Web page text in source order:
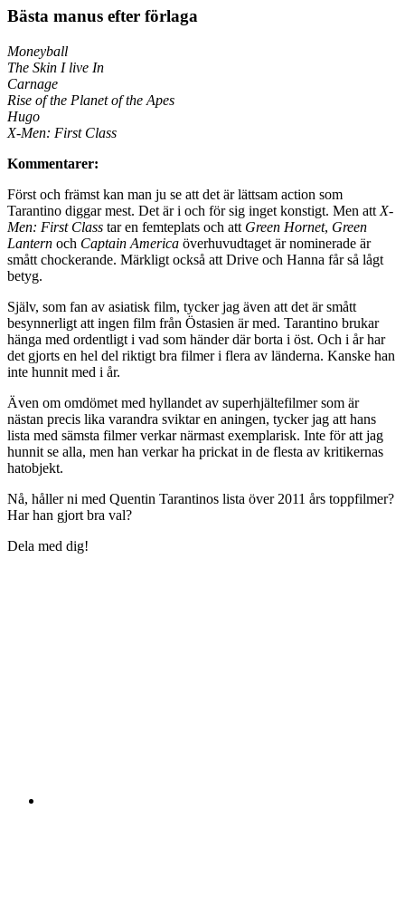
Bästa manus efter förlaga
Moneyball
The Skin I live In
Carnage
Rise of the Planet of the Apes
Hugo
X-Men: First Class
Kommentarer:
Först och främst kan man ju se att det är lättsam action som
Tarantino diggar mest. Det är i och för sig inget konstigt. Men att X-
Men: First Class tar en femteplats och att Green Hornet, Green
Lantern och Captain America överhuvudtaget är nominerade är
smått chockerande. Märkligt också att Drive och Hanna får så lågt
betyg.
Själv, som fan av asiatisk film, tycker jag även att det är smått
besynnerligt att ingen film från Östasien är med. Tarantino brukar
hänga med ordentligt i vad som händer där borta i öst. Och i år har
det gjorts en hel del riktigt bra filmer i flera av länderna. Kanske han
inte hunnit med i år.
Även om omdömet med hyllandet av superhjältefilmer som är
nästan precis lika varandra sviktar en aningen, tycker jag att hans
lista med sämsta filmer verkar närmast exemplarisk. Inte för att jag
hunnit se alla, men han verkar ha prickat in de flesta av kritikernas
hatobjekt.
Nå, håller ni med Quentin Tarantinos lista över 2011 års toppfilmer?
Har han gjort bra val?
Dela med dig!